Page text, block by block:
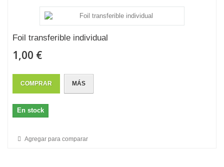
Foil transferible individual
1,00 €
COMPRAR MÁS
En stock
Agregar para comparar